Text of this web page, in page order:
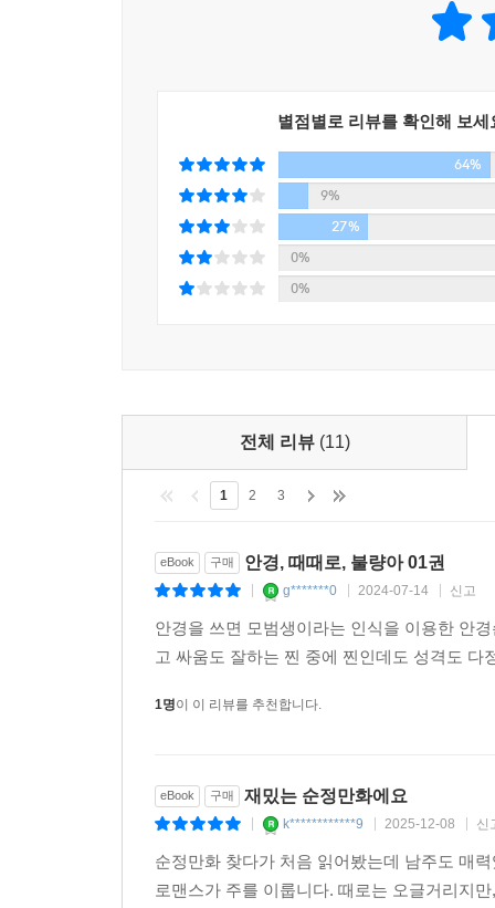
별점별로 리뷰를 확인해 보세
64%
9%
27%
0%
0%
전체 리뷰 (11)
1 2 3
eBook 구매 안경, 때때로, 불량아 01권
g*******0 2024-07-14 신고
안경을 쓰면 모범생이라는 인식을 이용한 안
고 싸움도 잘하는 찐 중에 찐인데도 성격도
1명이 이 리뷰를 추천합니다.
eBook 구매 재밌는 순정만화에요
k************9 2025-12-08 신
순정만화 찾다가 처음 읽어봤는데 남주도 매
로맨스가 주를 이룹니다. 때로는 오글거리지